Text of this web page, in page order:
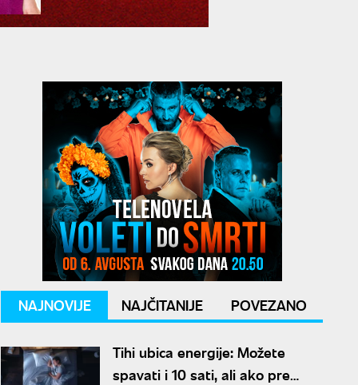
NAJNOVIJE NAJČITANIJE POVEZANO
Tihi ubica energije: Možete
spavati i 10 sati, ali ako pre